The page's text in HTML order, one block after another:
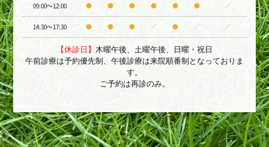
09:00～12:00 ● ● ● ● ● ● ／
14:30～17:30 ● ● ● ／ ● ／ ／
【休診日】 木曜午後、土曜午後、日曜・祝日
午前診療は予約優先制、午後診療は来院順番制となっておりま
す。
ご予約は再診のみ。